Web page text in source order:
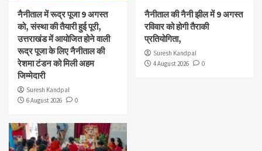
नैनीताल में रूद्र पूजा 9 अगस्त
को, संस्था की तैयारी हुई पूरी,
उत्तराखंड में आयोजित होने वाली
रूद्र पूजा के लिए नैनीताल की
रेशमा टंडन को मिली अहम
जिम्मेदारी
Suresh Kandpal
6 August 2026
0
नैनीताल की नैनी झील में 9 अगस्त
रविवार को होगी तैराकी
प्रतियोगिता,
Suresh Kandpal
4 August 2026
0